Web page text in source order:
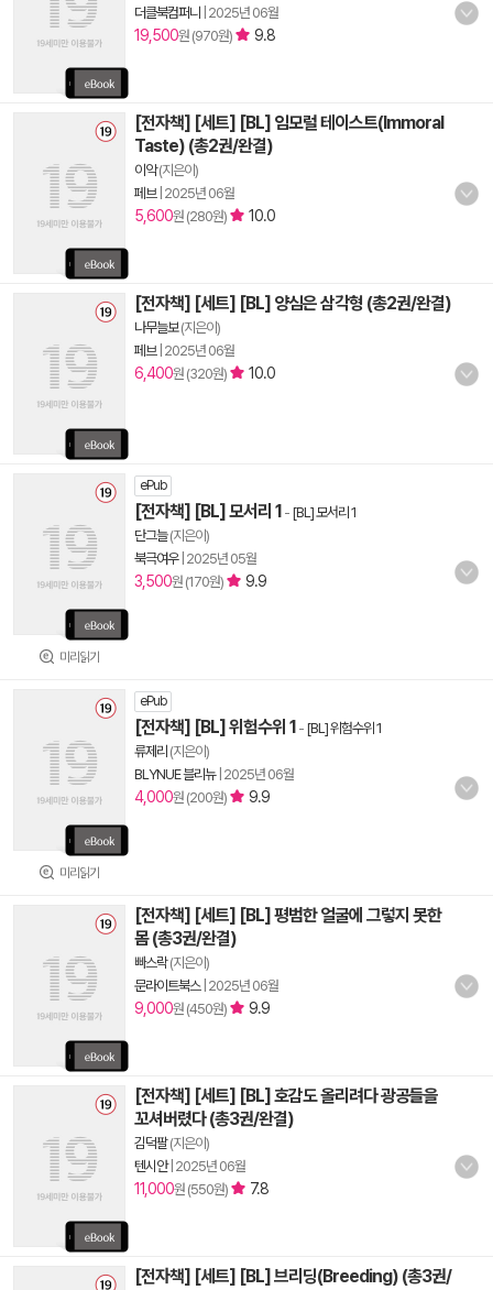
더클북컴퍼니
2025년 06월
19,500원 (970원) 9.8
[전자책] [세트] [BL] 임모럴 테이스트(Immoral
Taste) (총2권/완결)
이악(지은이)
페브| 2025년 06월
5,600원 (280원) 10.0
[전자책] [세트] [BL] 양심은 삼각형 (총2권/완결)
나무늘보(지은이)
페브| 2025년 06월
6,400원 (320원) 10.0
미리읽기
ePub
[전자책] [BL] 모서리 1 - [BL] 모서리 1
단그늘(지은이)
북극여우| 2025년 05월
3,500원 (170원) 9.9
미리읽기
ePub
[전자책] [BL] 위험수위 1 - [BL] 위험수위 1
류제리 (지은이)
BLYNUE 블리뉴| 2025년 06월
4,000원 (200원) 9.9
[전자책] [세트] [BL] 평범한 얼굴에 그렇지 못한
몸 (총3권/완결)
빠스락(지은이)
문라이트북스| 2025년 06월
9,000원 (450원) 9.9
[전자책] [세트] [BL] 호감도 올리려다 광공들을
꼬셔버렸다 (총3권/완결)
김덕팔(지은이)
텐시안| 2025년 06월
11,000원 (550원) 7.8
[전자책] [세트] [BL] 브리딩(Breeding) (총3권/